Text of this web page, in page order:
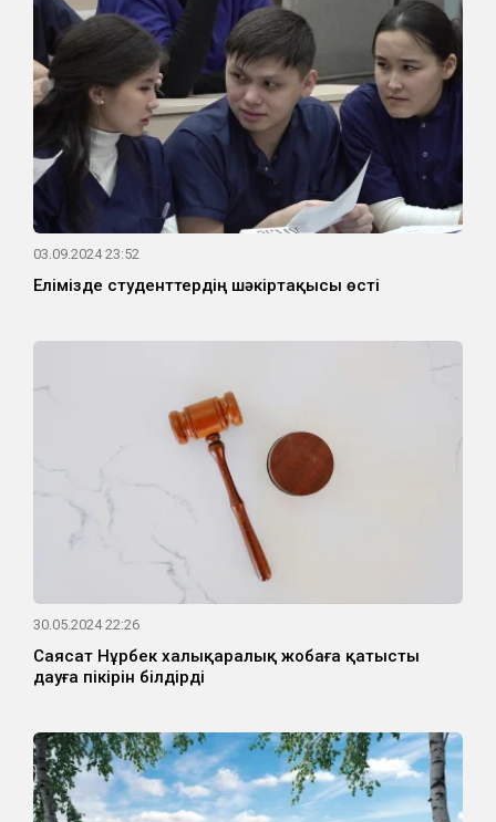
03.09.2024 23:52
Елімізде студенттердің шәкіртақысы өсті
30.05.2024 22:26
Саясат Нұрбек халықаралық жобаға қатысты
дауға пікірін білдірді